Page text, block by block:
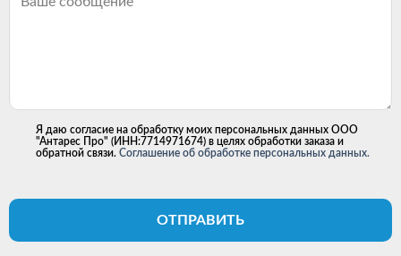
Я даю согласие на обработку моих персональных данных ООО
"Антарес Про" (ИНН:7714971674) в целях обработки заказа и
обратной связи. Соглашение об обработке персональных данных.
ОТПРАВИТЬ